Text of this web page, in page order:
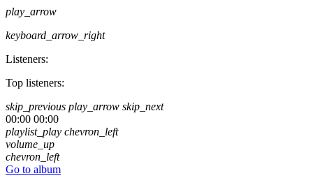
play_arrow
keyboard_arrow_right
Listeners:
Top listeners:
skip_previous play_arrow skip_next
00:00 00:00
playlist_play chevron_left
volume_up
chevron_left
Go to album